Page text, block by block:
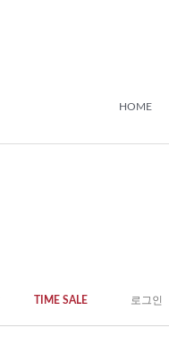
HOME
TIME SALE 로그인